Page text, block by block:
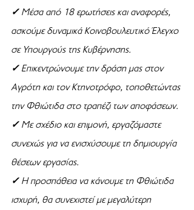
✓ Μέσα από 18 ερωτήσεις και αναφορές,
ασκούμε δυναμικά Κοινοβουλευτικό Έλεγχο
σε Υπουργούς της Κυβέρνησης.
✓ Επικεντρώνουμε την δράση μας στον
Αγρότη και τον Κτηνοτρόφο, τοποθετώντας
την Φθιώτιδα στο τραπέζι των αποφάσεων.
✓ Με σχέδιο και επιμονή, εργαζόμαστε
συνεχώς για να ενισχύσουμε τη δημιουργία
θέσεων εργασίας.
✓ Η προσπάθεια να κάνουμε τη Φθιώτιδα
ισχυρή, θα συνεχιστεί με μεγαλύτερη